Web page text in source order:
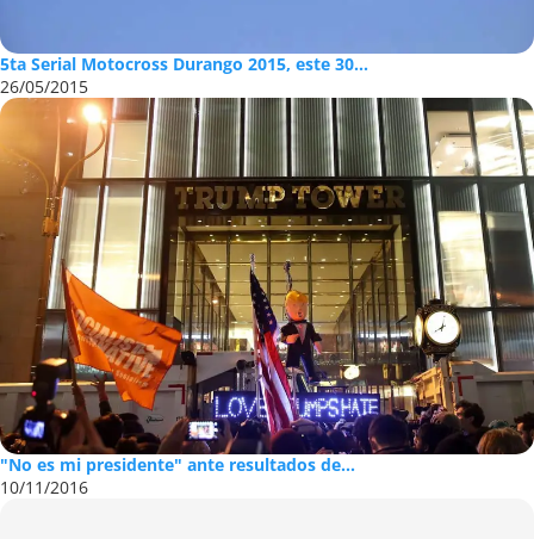
5ta Serial Motocross Durango 2015, este 30...
26/05/2015
"No es mi presidente" ante resultados de...
10/11/2016